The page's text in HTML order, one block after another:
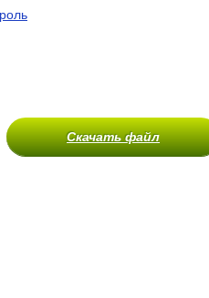
Скачать файл